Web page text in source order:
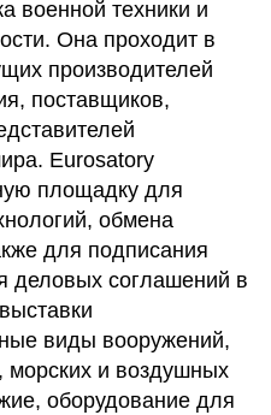
военной техники и
Она проходит в
производителей
поставщиков,
Eurosatory
площадку для
обмена
для подписания
деловых соглашений в
виды вооружений,
морских и воздушных
оборудование для